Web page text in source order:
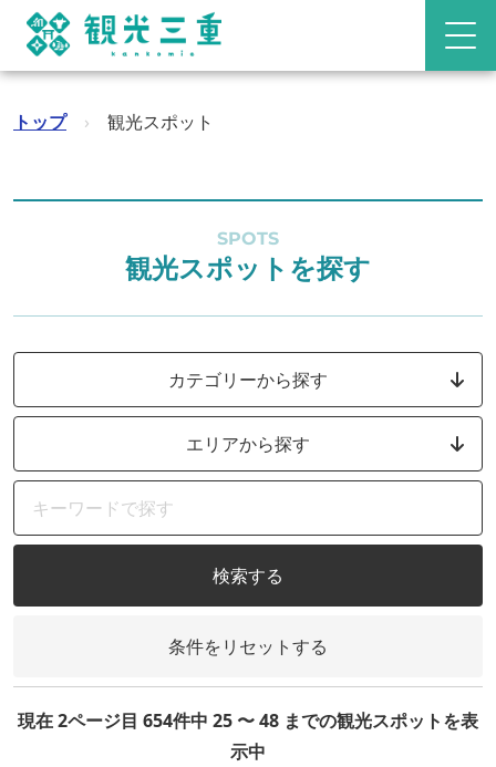
トップ › 観光スポット
SPOTS
観光スポットを探す
カテゴリーから探す
エリアから探す
検索する
条件をリセットする
現在 2ページ目 654件中 25 〜 48 までの観光スポットを表
示中